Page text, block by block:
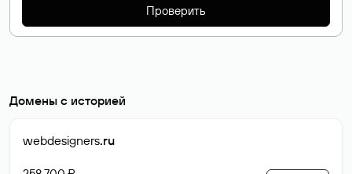
Проверить
Домены с историей
webdesigners.ru